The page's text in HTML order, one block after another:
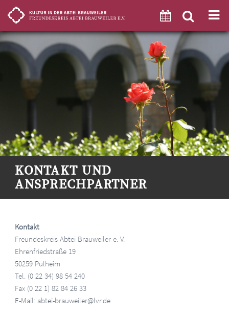
KONTAKT UND
ANSPRECHPARTNER
Kontakt
Freundeskreis Abtei Brauweiler e. V.
Ehrenfriedstraße 19
50259 Pulheim
Tel. (0 22 34) 98 54 240
Fax (0 22 1) 82 84 26 33
E-Mail: abtei-brauweiler@lvr.de